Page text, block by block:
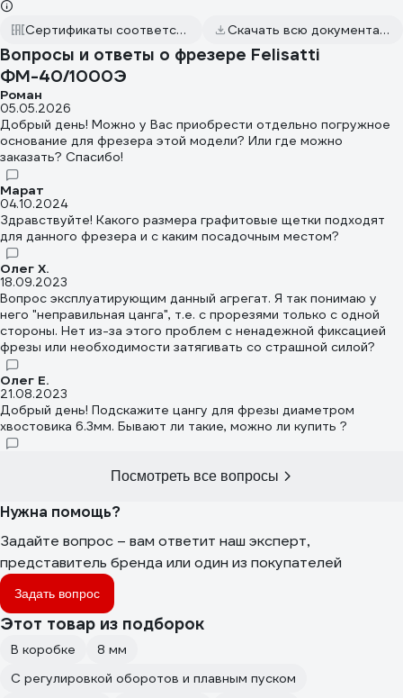
Сертификаты соответствия Скачать всю документацию
Вопросы и ответы о фрезере Felisatti
ФМ-40/1000Э
Роман
05.05.2026
Добрый день! Можно у Вас приобрести отдельно погружное
основание для фрезера этой модели? Или где можно
заказать? Спасибо!
Марат
04.10.2024
Здравствуйте! Какого размера графитовые щетки подходят
для данного фрезера и с каким посадочным местом?
Олег Х.
18.09.2023
Вопрос эксплуатирующим данный агрегат. Я так понимаю у
него "неправильная цанга", т.е. с прорезями только с одной
стороны. Нет из-за этого проблем с ненадежной фиксацией
фрезы или необходимости затягивать со страшной силой?
Олег Е.
21.08.2023
Добрый день! Подскажите цангу для фрезы диаметром
хвостовика 6.3мм. Бывают ли такие, можно ли купить ?
Посмотреть все вопросы
Нужна помощь?
Задайте вопрос – вам ответит наш эксперт,
представитель бренда или один из покупателей
Задать вопрос
Этот товар из подборок
В коробке
8 мм
С регулировкой оборотов и плавным пуском